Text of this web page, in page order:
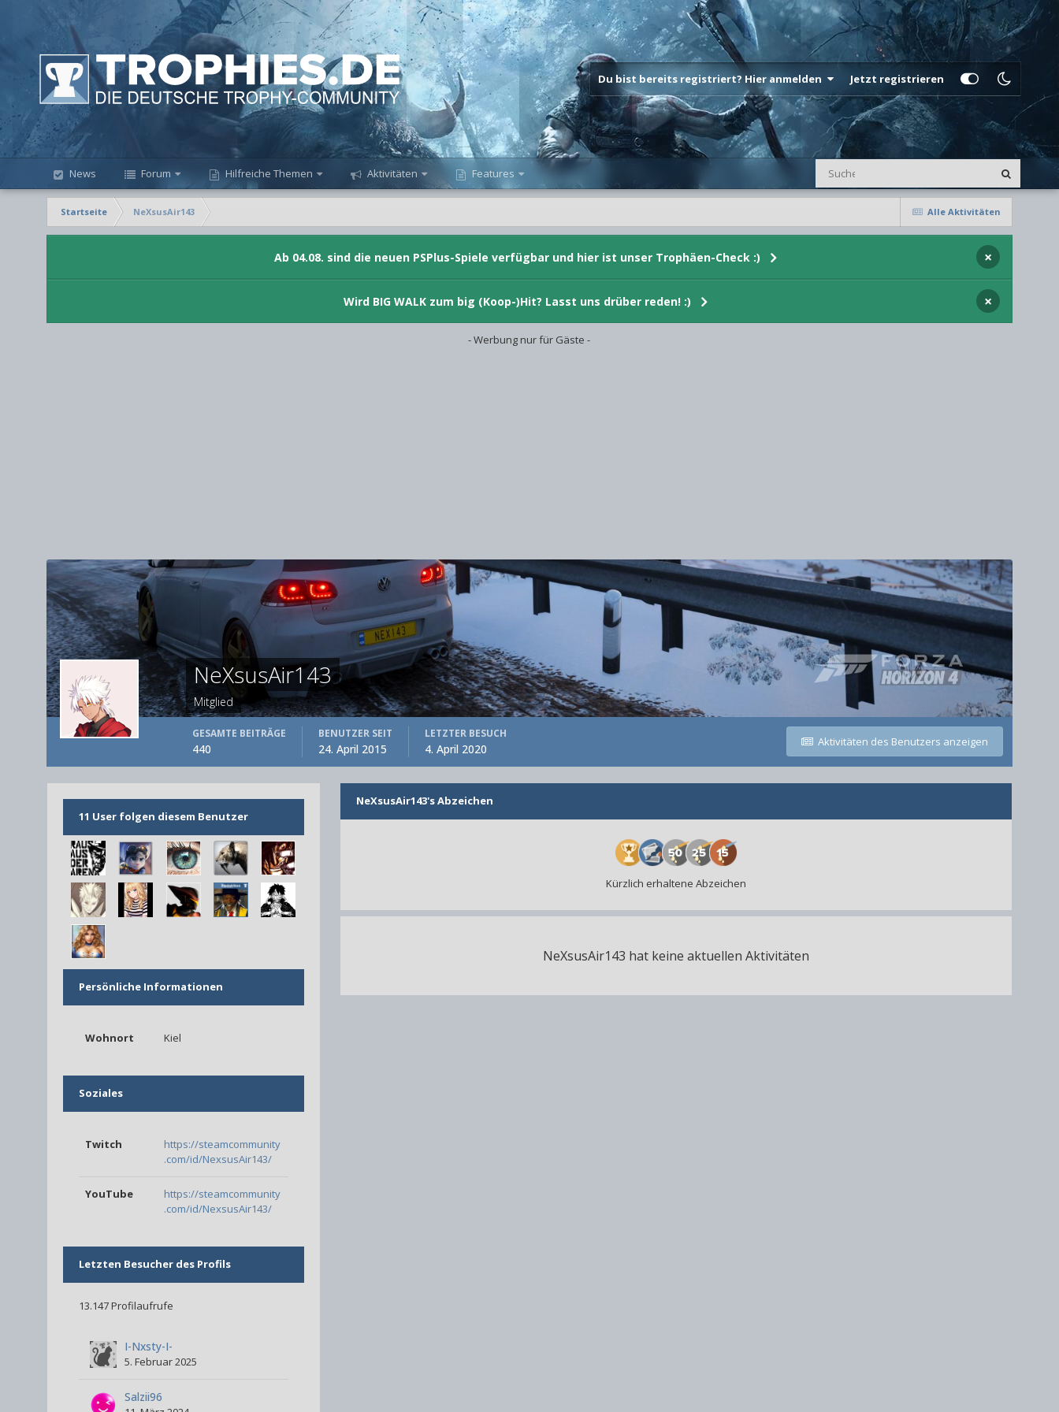
Du bist bereits registriert? Hier anmelden Jetzt registrieren
News Forum Hilfreiche Themen Aktivitäten Features
Alle Aktivitäten
Startseite NeXsusAir143
Ab 04.08. sind die neuen PSPlus-Spiele verfügbar und hier ist unser Trophäen-Check :) ×
Wird BIG WALK zum big (Koop-)Hit? Lasst uns drüber reden! :) ×
- Werbung nur für Gäste -
NeXsusAir143
Mitglied
Aktivitäten des Benutzers anzeigen
GESAMTE BEITRÄGE
440
BENUTZER SEIT
24. April 2015
LETZTER BESUCH
4. April 2020
11 User folgen diesem Benutzer
Persönliche Informationen
Wohnort Kiel
Soziales
Twitch
https://steamcommunity
.com/id/NexsusAir143/
YouTube
https://steamcommunity
.com/id/NexsusAir143/
Letzten Besucher des Profils
13.147 Profilaufrufe
I-Nxsty-I-
5. Februar 2025
Salzii96
NeXsusAir143's Abzeichen
Kürzlich erhaltene Abzeichen
NeXsusAir143 hat keine aktuellen Aktivitäten